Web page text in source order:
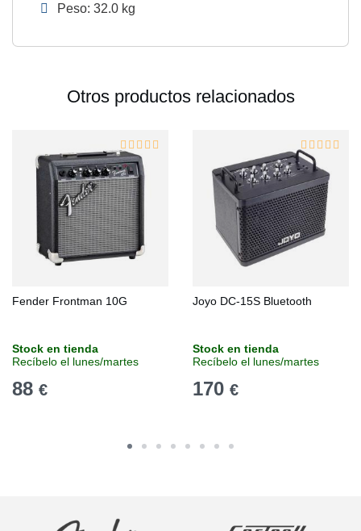
Peso: 32.0 kg
Otros productos relacionados
Fender Frontman 10G
Stock en tienda
Recíbelo el lunes/martes
88 €
Joyo DC-15S Bluetooth
Stock en tienda
Recíbelo el lunes/martes
170 €